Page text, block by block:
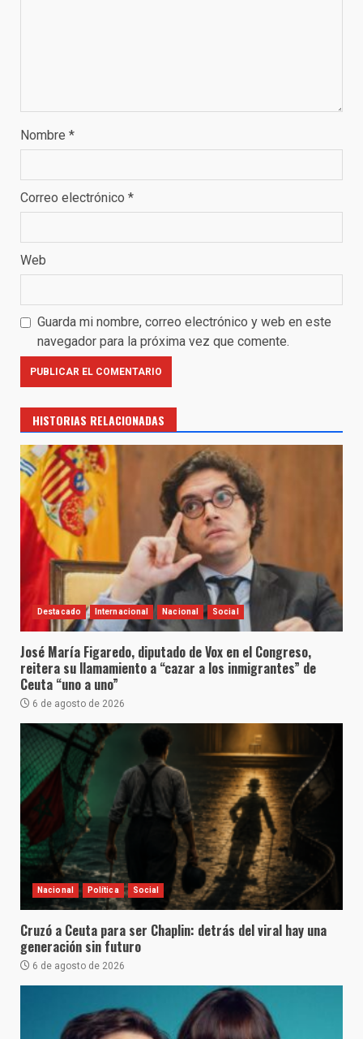
Nombre *
Correo electrónico *
Web
Guarda mi nombre, correo electrónico y web en este
navegador para la próxima vez que comente.
HISTORIAS RELACIONADAS
Destacado Internacional Nacional Social
José María Figaredo, diputado de Vox en el Congreso,
reitera su llamamiento a “cazar a los inmigrantes” de
Ceuta “uno a uno”
6 de agosto de 2026
Nacional Política Social
Cruzó a Ceuta para ser Chaplin: detrás del viral hay una
generación sin futuro
6 de agosto de 2026